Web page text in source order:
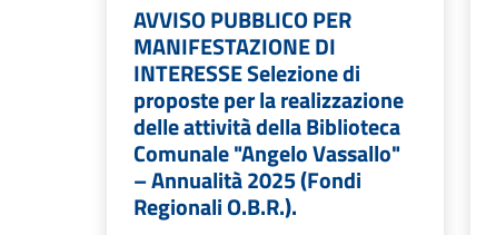
AVVISO PUBBLICO PER
MANIFESTAZIONE DI
INTERESSE Selezione di
proposte per la realizzazione
delle attività della Biblioteca
Comunale "Angelo Vassallo"
– Annualità 2025 (Fondi
Regionali O.B.R.).